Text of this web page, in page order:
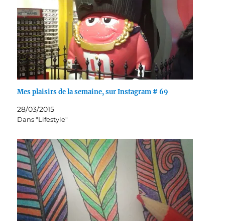
Mes plaisirs de la semaine, sur Instagram # 69
28/03/2015
Dans "Lifestyle"